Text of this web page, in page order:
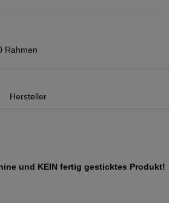
Rahmen
Hersteller
und KEIN fertig gesticktes Produkt!